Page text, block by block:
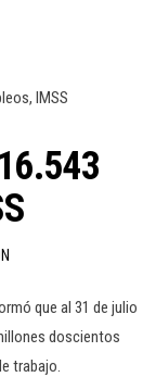
a
c
IMSS
que al 31 de julio
doscientos
trabajo.